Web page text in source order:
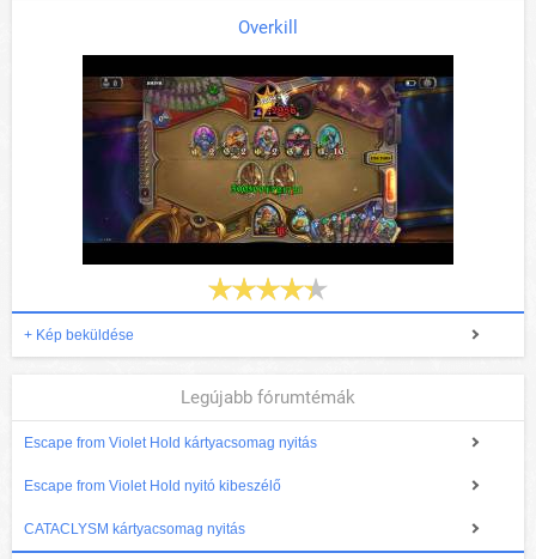
Overkill
+ Kép beküldése
Legújabb fórumtémák
Escape from Violet Hold kártyacsomag nyitás
Escape from Violet Hold nyitó kibeszélő
CATACLYSM kártyacsomag nyitás